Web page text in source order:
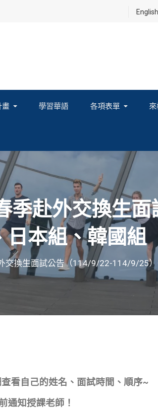
English
畫 學習華語 各項表單
季赴外交換生
本組、韓國組
交換生面試公告（114/9/22-114/9/25
看自己的姓名、面試時間、順序~
通知授課老師！